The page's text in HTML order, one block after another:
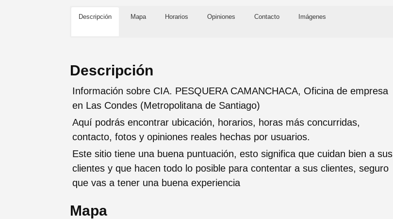
Descripción Mapa Horarios Opiniones Contacto Imágenes
Descripción
Información sobre CIA. PESQUERA CAMANCHACA, Oficina de empresa
en Las Condes (Metropolitana de Santiago)
Aquí podrás encontrar ubicación, horarios, horas más concurridas,
contacto, fotos y opiniones reales hechas por usuarios.
Este sitio tiene una buena puntuación, esto significa que cuidan bien a sus
clientes y que hacen todo lo posible para contentar a sus clientes, seguro
que vas a tener una buena experiencia
Mapa